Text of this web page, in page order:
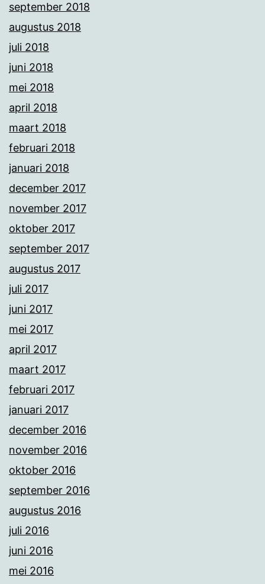
september 2018
augustus 2018
juli 2018
juni 2018
mei 2018
april 2018
maart 2018
februari 2018
januari 2018
december 2017
november 2017
oktober 2017
september 2017
augustus 2017
juli 2017
juni 2017
mei 2017
april 2017
maart 2017
februari 2017
januari 2017
december 2016
november 2016
oktober 2016
september 2016
augustus 2016
juli 2016
juni 2016
mei 2016